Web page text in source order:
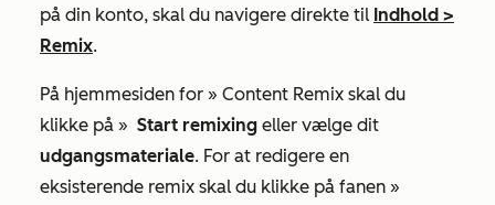
på din konto, skal du navigere direkte til Indhold >
Remix.
På hjemmesiden for » Content Remix skal du
klikke på » Start remixing eller vælge dit
udgangsmateriale. For at redigere en
eksisterende remix skal du klikke på fanen »